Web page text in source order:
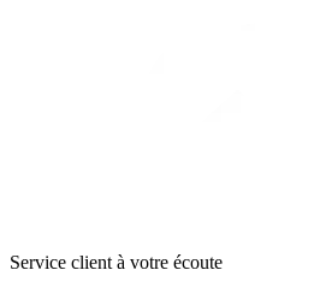
Service client à votre écoute